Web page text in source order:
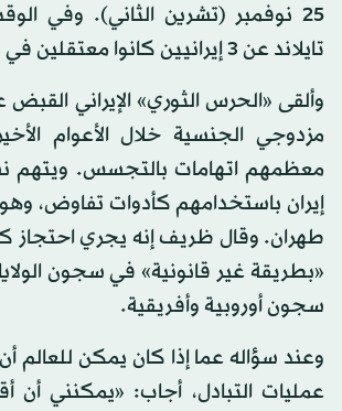
25 نوفمبر (تشرين الثاني). وفي
تايلاند عن 3 إيرانيين كانوا معتقلين في سجونها.
وألقى «الحرس الثوري» الإيراني
مزدوجي الجنسية خلال الأعوام
معظمهم اتهامات بالتجسس. ويتهم
إيران باستخدامهم كأدوات تفاوض، وهو
طهران. وقال ظريف إنه يجري احتجاز
«بطريقة غير قانونية» في سجون
سجون أوروبية وأفريقية.
وعند سؤاله عما إذا كان يمكن للعالم
عمليات التبادل، أجاب: «يمكنني